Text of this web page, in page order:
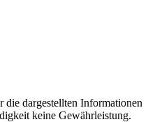
dargestellten Informationen
keine Gewährleistung.